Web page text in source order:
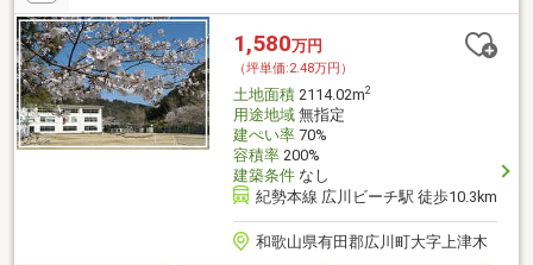
1,580万円
（坪単価:2.48万円）
土地面積2114.02m2
用途地域無指定
建ぺい率70%
容積率200%
建築条件なし
紀勢本線 広川ビーチ駅 徒歩10.3km
和歌山県有田郡広川町大字上津木